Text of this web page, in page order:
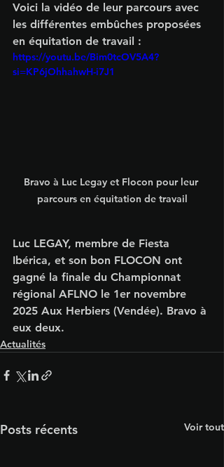
Voici la vidéo de leur parcours avec
les différentes embûches proposées
en équitation de travail :
https://youtu.be/Bim0tcOV5A4?
si=KP6jOhhahwH-i7J1
Bravo à Luc Legay et Flocon pour leur
parcours en équitation de travail
Luc LEGAY, membre de Fiesta
Ibérica, et son bon FLOCON ont
gagné la finale du Championnat
régional AFLNO le 1er novembre
2025 Aux Herbiers (Vendée). Bravo à
eux deux.
Actualités
Posts récents Voir tout